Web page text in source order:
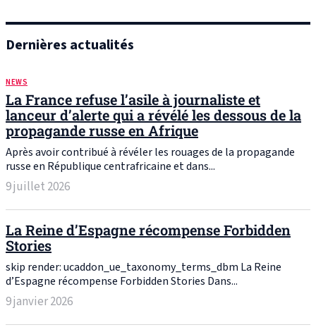
Dernières actualités
NEWS
La France refuse l’asile à journaliste et
lanceur d’alerte qui a révélé les dessous de la
propagande russe en Afrique
9 juillet 2026
Après avoir contribué à révéler les rouages de la propagande
russe en République centrafricaine et dans...
La Reine d’Espagne récompense Forbidden
Stories
9 janvier 2026
skip render: ucaddon_ue_taxonomy_terms_dbm La Reine
d’Espagne récompense Forbidden Stories Dans...